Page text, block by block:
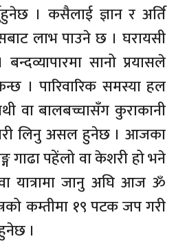
। कसैलाई ज्ञान र अर्ति
लाभ पाउने छ । घरायसी
सानो प्रयासले
। पारिवारिक समस्या हल
वा बालबच्चासँग कुराकानी
लिनु असल हुनेछ । आजका
गाढा पहेंलो वा केशरी हो भने
यात्रामा जानु अघि आज ॐ
कम्तीमा १९ पटक जप गरी
।